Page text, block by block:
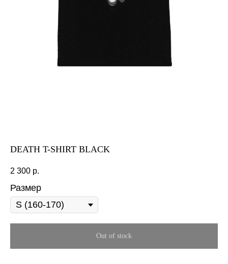
DEATH T-SHIRT BLACK
2 300 р.
Размер
Out of stock